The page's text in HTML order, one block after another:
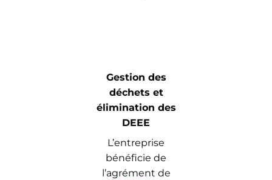
Gestion des
déchets et
élimination des
DEEE
L’entreprise
bénéficie de
l’agrément de